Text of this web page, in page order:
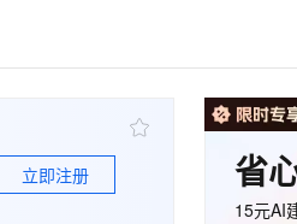
立即注册 省
15元AI
让文字生成流畅细腻的高质量视频
HappyHorse-1.1-I2V
图生视频，流畅自然，细节丰富
低代码高效构建企业门户网站
以可视化方式快速构建移动和 PC 门户网站
0 代码专业建站，无忧落地极速上线
操作系统
Salesforce On Alibaba Cloud ISV 合作
计划
信息公告
健康状态
魔搭 ModelScope